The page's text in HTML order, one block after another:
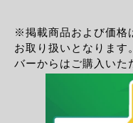
※掲載商品および価格
お取り扱いとなります
バーからはご購入いた